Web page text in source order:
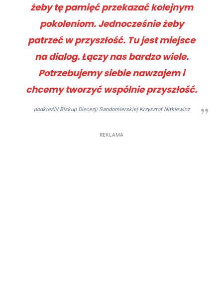
żeby tę pamięć przekazać kolejnym
pokoleniom. Jednocześnie żeby
patrzeć w przyszłość. Tu jest miejsce
na dialog. Łączy nas bardzo wiele.
Potrzebujemy siebie nawzajem i
chcemy tworzyć wspólnie przyszłość.
podkreślił Biskup Diecezji Sandomierskiej Krzysztof Nitkiewicz
REKLAMA